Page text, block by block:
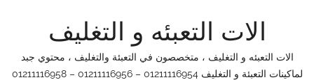
الات التعبئه و التغليف
الات التعبئه و التغليف ، متخصصون في التعبئة والتغليف ، محتوي جبد
لماكينات التعبئة و التغليف 01211116954 – 01211116956 – 01211116958